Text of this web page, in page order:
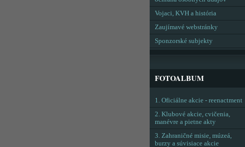
Vojaci, KVH a história
Zaujímavé webstránky
Sponzorské subjekty
FOTOALBUM
1. Oficiálne akcie - reenactment
2. Klubové akcie, cvičenia,
manévre a pietne akty
3. Zahraničné misie, múzeá,
burzy a súvisiace akcie